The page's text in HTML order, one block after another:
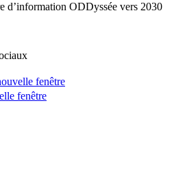
d’information ODDyssée vers 2030
fenêtre
fenêtre